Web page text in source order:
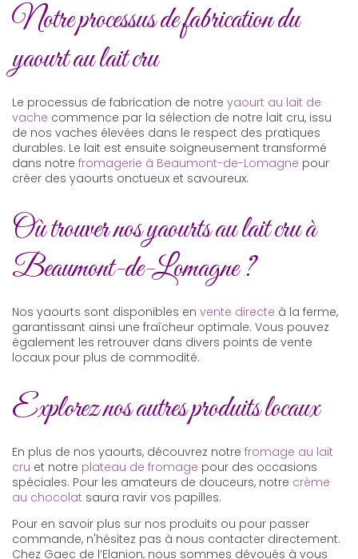
Notre processus de fabrication du
yaourt au lait cru
Le processus de fabrication de notre yaourt au lait de
vache commence par la sélection de notre lait cru, issu
de nos vaches élevées dans le respect des pratiques
durables. Le lait est ensuite soigneusement transformé
dans notre fromagerie à Beaumont-de-Lomagne pour
créer des yaourts onctueux et savoureux.
Où trouver nos yaourts au lait cru à
Beaumont-de-Lomagne ?
Nos yaourts sont disponibles en vente directe à la ferme,
garantissant ainsi une fraîcheur optimale. Vous pouvez
également les retrouver dans divers points de vente
locaux pour plus de commodité.
Explorez nos autres produits locaux
En plus de nos yaourts, découvrez notre fromage au lait
cru et notre plateau de fromage pour des occasions
spéciales. Pour les amateurs de douceurs, notre crème
au chocolat saura ravir vos papilles.
Pour en savoir plus sur nos produits ou pour passer
commande, n'hésitez pas à nous contacter directement.
Chez Gaec de l’Elanion, nous sommes dévoués à vous